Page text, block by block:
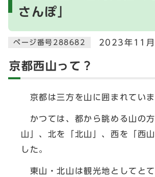
さんぽ」
ページ番号288682 2023年11
京都西山って？
京都は三方を山に囲まれていま
かつては、都から眺める山の
山」、北を「北山」、西を「西
した。
東山・北山は観光地としてとて